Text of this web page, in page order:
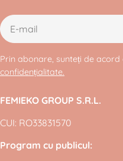
FEMIEKO GROUP S.R.L.
CUI: RO33831570
Program cu publicul:
E-
mail
Prin abonare, sunteți de acord
confidențialitate.